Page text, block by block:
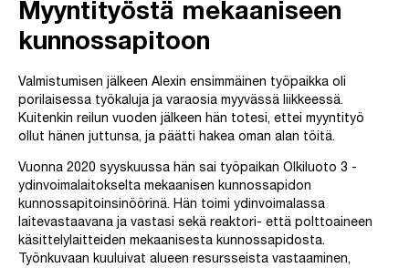
Myyntityöstä mekaaniseen
kunnossapitoon
Valmistumisen jälkeen Alexin ensimmäinen työpaikka oli
porilaisessa työkaluja ja varaosia myyvässä liikkeessä.
Kuitenkin reilun vuoden jälkeen hän totesi, ettei myyntityö
ollut hänen juttunsa, ja päätti hakea oman alan töitä.
Vuonna 2020 syyskuussa hän sai työpaikan Olkiluoto 3 -
ydinvoimalaitokselta mekaanisen kunnossapidon
kunnossapitoinsinöörinä. Hän toimi ydinvoimalassa
laitevastaavana ja vastasi sekä reaktori- että polttoaineen
käsittelylaitteiden mekaanisesta kunnossapidosta.
Työnkuvaan kuuluivat alueen resursseista vastaaminen,